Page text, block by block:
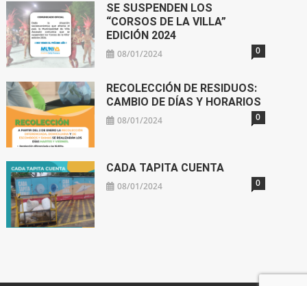
SE SUSPENDEN LOS
“CORSOS DE LA VILLA”
EDICIÓN 2024
08/01/2024 0
RECOLECCIÓN DE RESIDUOS:
CAMBIO DE DÍAS Y HORARIOS
08/01/2024 0
CADA TAPITA CUENTA
08/01/2024 0